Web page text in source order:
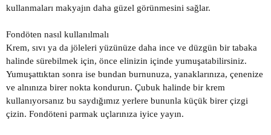
kullanmaları makyajın daha güzel görünmesini sağlar.
Fondöten nasıl kullanılmalı
Krem, sıvı ya da jöleleri yüzünüze daha ince ve düzgün bir tabaka
halinde sürebilmek için, önce elinizin içinde yumuşatabilirsiniz.
Yumuşattıktan sonra ise bundan burnunuza, yanaklarınıza, çenenize
ve alnınıza birer nokta kondurun. Çubuk halinde bir krem
kullanıyorsanız bu saydığımız yerlere bununla küçük birer çizgi
çizin. Fondöteni parmak uçlarınıza iyice yayın.